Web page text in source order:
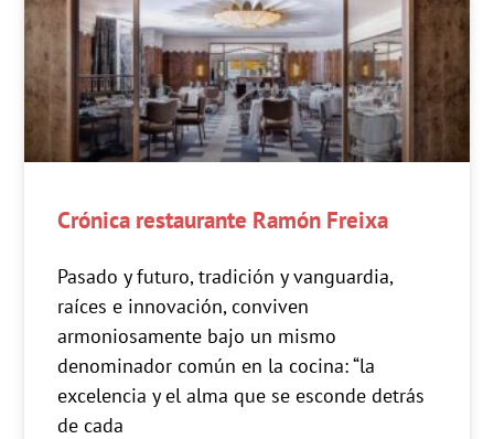
Crónica restaurante Ramón Freixa
Pasado y futuro, tradición y vanguardia,
raíces e innovación, conviven
armoniosamente bajo un mismo
denominador común en la cocina: “la
excelencia y el alma que se esconde detrás
de cada